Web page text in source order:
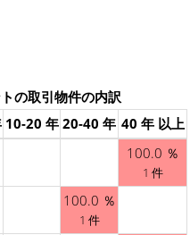
の取引物件の内訳
10-20 年 20-40 年 40 年 以上
100.0 ％
1 件
100.0 ％
1 件